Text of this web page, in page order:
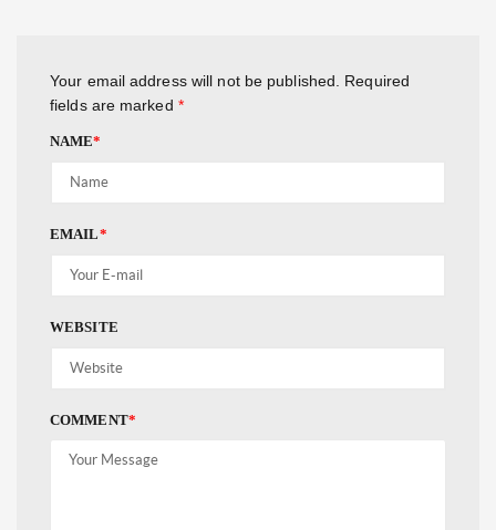
Your email address will not be published.
Required
fields are marked *
NAME*
EMAIL*
WEBSITE
COMMENT*